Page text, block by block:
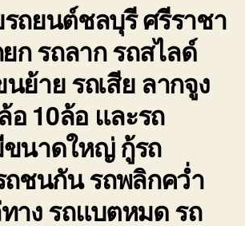
ศรีร
ราคา
ถยนต์ชลบุรี ศรีราชา
ก รถลาก รถสไลด์
ย้าย รถเสีย ลากจูง
อ 10ล้อ และรถ
นาดใหญ่ กู้รถ
ถชนกัน รถพลิกคว่ำ
าง รถแบตหมด รถ